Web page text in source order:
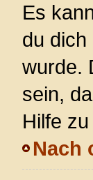
Es
du
wurde.
sein,
Hilfe
Nach